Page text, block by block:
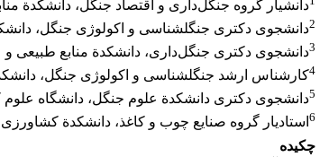
دانشیار گروه جنگل‌داری و اقتصاد جنگل، دانشکدة
2دانشجوی دکتری جنگل‏شناسی و اکولوژی جنگل،
3دانشجوی دکتری جنگل‌داری، دانشکدة منابع طبیعی و
4کارشناس ارشد جنگل‏شناسی و اکولوژی جنگل،
5دانشجوی دکتری دانشکدة علوم جنگل، دانشگاه
6 استادیار گروه صنایع چوب و کاغذ، دانشکدة
چکیده